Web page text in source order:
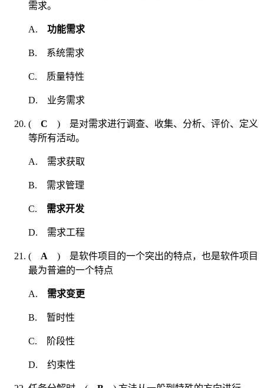
需求。
A. 功能需求
B. 系统需求
C. 质量特性
D. 业务需求
( C ) 是对需求进行调查、收集、分析、评价、定义
等所有活动。
A. 需求获取
B. 需求管理
C. 需求开发
D. 需求工程
( A ) 是软件项目的一个突出的特点，也是软件项目
最为普遍的一个特点
A. 需求变更
B. 暂时性
C. 阶段性
D. 约束性